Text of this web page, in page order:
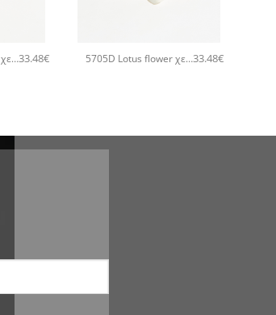
5705D Lotus flower χειροποίητο δαχτυλιδι Catherine bijoux Ροζ33.48€ 5705D Lotus flower χειροποίητο δαχτυλιδι Catherine bijoux Άσπρο33.48€